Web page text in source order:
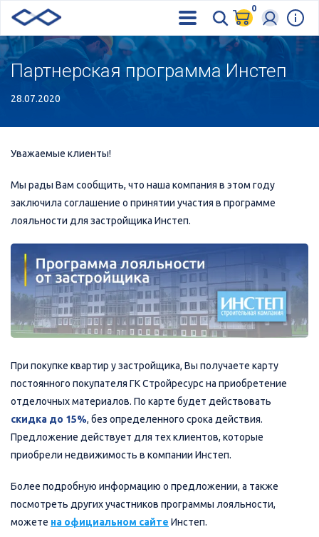
0
Партнерская программа Инстеп
28.07.2020
Уважаемые клиенты!
Мы рады Вам сообщить, что наша компания в этом году
заключила соглашение о принятии участия в программе
лояльности для застройщика Инстеп.
При покупке квартир у застройщика, Вы получаете карту
постоянного покупателя ГК Стройресурс на приобретение
отделочных материалов. По карте будет действовать
скидка до 15%, без определенного срока действия.
Предложение действует для тех клиентов, которые
приобрели недвижимость в компании Инстеп.
Более подробную информацию о предложении, а также
посмотреть других участников программы лояльности,
можете на официальном сайте Инстеп.